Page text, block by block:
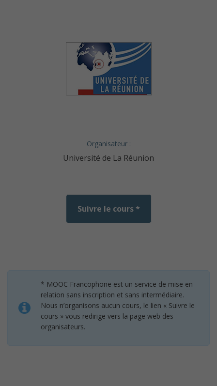
Organisateur :
Université de La Réunion
Suivre le cours *
* MOOC Francophone est un service de mise en
relation sans inscription et sans intermédiaire.
Nous n’organisons aucun cours, le lien « Suivre le
cours » vous redirige vers la page web des
organisateurs.